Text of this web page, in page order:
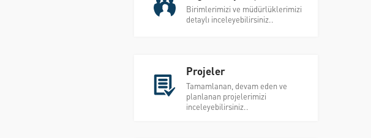
Birimlerimizi ve müdürlüklerimizi
detaylı inceleyebilirsiniz..
Projeler
Tamamlanan, devam eden ve
planlanan projelerimizi
inceleyebilirsiniz..